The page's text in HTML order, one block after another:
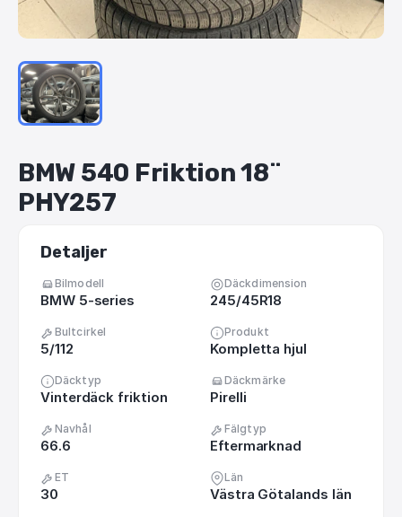
BMW 540 Friktion18¨
PHY257
Detaljer
Bilmodell
BMW 5-series
Däckdimension
245/45R18
Bultcirkel
5/112
Produkt
Kompletta hjul
Däcktyp
Vinterdäck friktion
Däckmärke
Pirelli
Navhål
66.6
Fälgtyp
Eftermarknad
ET
30
Län
Västra Götalands län